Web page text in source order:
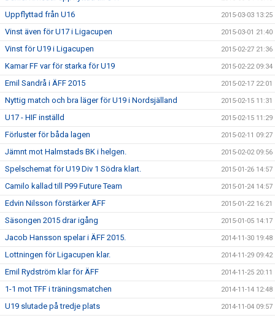
Uppflyttad från U16 2015-03-03 13:25
Vinst även för U17 i Ligacupen 2015-03-01 21:40
Vinst för U19 i Ligacupen 2015-02-27 21:36
Kamar FF var för starka för U19 2015-02-22 09:34
Emil Sandrå i ÄFF 2015 2015-02-17 22:01
Nyttig match och bra läger för U19 i Nordsjälland 2015-02-15 11:31
U17 - HIF inställd 2015-02-15 11:29
Förluster för båda lagen 2015-02-11 09:27
Jämnt mot Halmstads BK i helgen. 2015-02-02 09:56
Spelschemat för U19 Div 1 Södra klart. 2015-01-26 14:57
Camilo kallad till P99 Future Team 2015-01-24 14:57
Edvin Nilsson förstärker ÄFF 2015-01-22 16:21
Säsongen 2015 drar igång 2015-01-05 14:17
Jacob Hansson spelar i ÄFF 2015. 2014-11-30 19:48
Lottningen för Ligacupen klar. 2014-11-29 09:42
Emil Rydström klar för ÄFF 2014-11-25 20:11
1-1 mot TFF i träningsmatchen 2014-11-14 12:48
U19 slutade på tredje plats 2014-11-04 09:57